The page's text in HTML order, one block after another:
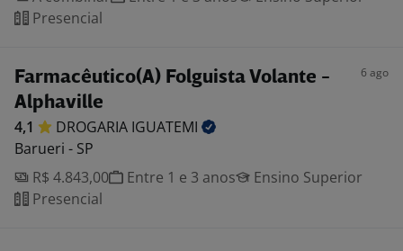
Presencial
Farmacêutico(A) Folguista Volante -
Alphaville
6 ago
4,1 DROGARIA IGUATEMI
Barueri - SP
R$ 4.843,00
Entre 1 e 3 anos
Ensino Superior
Presencial